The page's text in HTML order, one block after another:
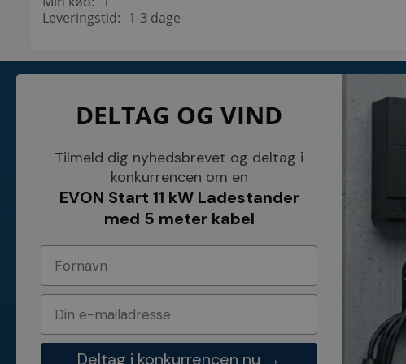
Leveringstid: 1-3 dage
NETSALG EL & VVS APS
Søndergårdsvej 44
Danmark
E-mail: info@elvvs.dk
Åbningstider
Bankoplysninger
Privatlivspolitik
DELTAG OG VIND
Tilmeld dig nyhedsbrevet og deltag i
konkurrencen om en
EVON Start 11 kW Ladestander
med 5 meter kabel
Deltag i konkurrencen nu →